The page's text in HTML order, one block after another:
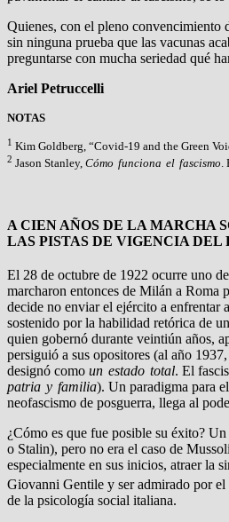
Quienes, con el pleno convencimiento
sin ninguna prueba que las vacunas
preguntarse con mucha seriedad qué
Ariel Petruccelli
NOTAS
1 Kim Goldberg, “Covid-19 and the Green
2 Jason Stanley, Cómo funciona el fascismo.
A CIEN AÑOS DE LA MARCHA
LAS PISTAS DE VIGENCIA
El 28 de octubre de 1922 ocurre uno
marcharon entonces de Milán a Roma
decide no enviar el ejército a enfrentar
sostenido por la habilidad retórica de
quien gobernó durante veintiún años,
persiguió a sus opositores (al año
designó como un estado total. El
patria y familia). Un paradigma para
neofascismo de posguerra, llega al
¿Cómo es que fue posible su éxito?
o Stalin), pero no era el caso de
especialmente en sus inicios, atraer la
Giovanni Gentile y ser admirado por el
de la psicología social italiana.